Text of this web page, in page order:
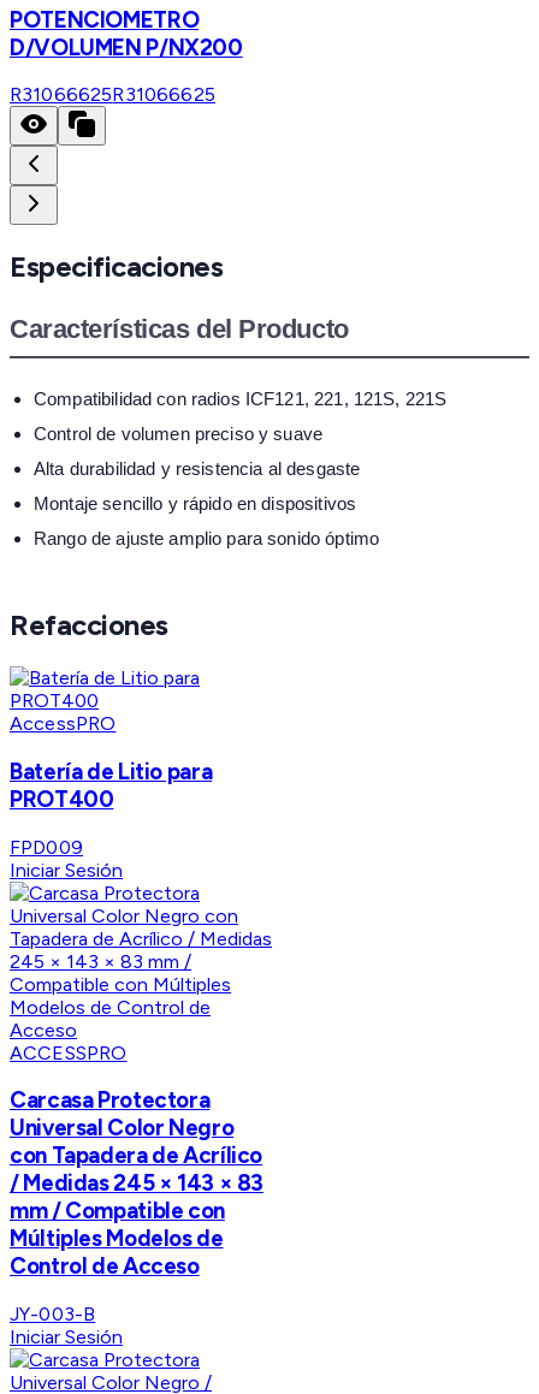
POTENCIOMETRO
D/VOLUMEN P/NX200
R31066625R31066625
Especificaciones
Características del Producto
Compatibilidad con radios ICF121, 221, 121S, 221S
Control de volumen preciso y suave
Alta durabilidad y resistencia al desgaste
Montaje sencillo y rápido en dispositivos
Rango de ajuste amplio para sonido óptimo
Refacciones
AccessPRO
Batería de Litio para
PROT400
FPD009
Iniciar Sesión
ACCESSPRO
Carcasa Protectora
Universal Color Negro
con Tapadera de Acrílico
/ Medidas 245 × 143 × 83
mm / Compatible con
Múltiples Modelos de
Control de Acceso
JY-003-B
Iniciar Sesión